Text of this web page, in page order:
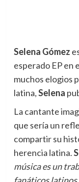
Selena Gómez
esperado EP en
muchos elogios
latina,Selena
La cantante
que sería un
compartir su
herencia latina.
música es un